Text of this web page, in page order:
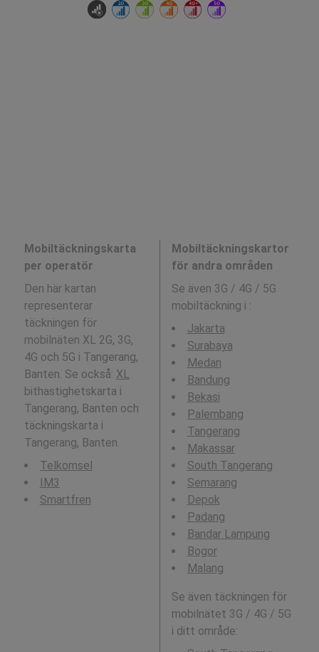
Mobiltäckningskarta
per operatör
Den här kartan
representerar
täckningen för
mobilnäten XL 2G, 3G,
4G och 5G i Tangerang,
Banten. Se också: XL
bithastighetskarta i
Tangerang, Banten och
täckningskarta i
Tangerang, Banten.
Telkomsel
IM3
Smartfren
Mobiltäckningskartor
för andra områden
Se även 3G / 4G / 5G
mobiltäckning i :
Jakarta
Surabaya
Medan
Bandung
Bekasi
Palembang
Tangerang
Makassar
South Tangerang
Semarang
Depok
Padang
Bandar Lampung
Bogor
Malang
Se även täckningen för
mobilnätet 3G / 4G / 5G
i ditt område: